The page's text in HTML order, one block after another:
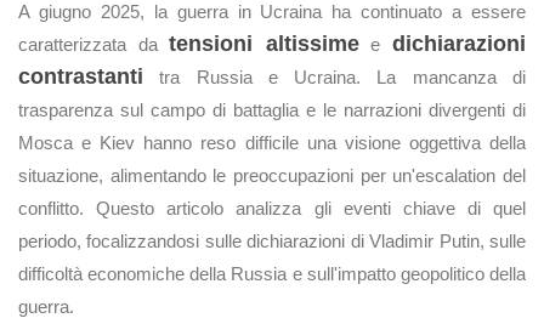
A giugno 2025, la guerra in Ucraina ha continuato a essere
caratterizzata datensioni altissimeedichiarazioni
contrastanti tra Russia e Ucraina. La mancanza di
trasparenza sul campo di battaglia e le narrazioni divergenti di
Mosca e Kiev hanno reso difficile una visione oggettiva della
situazione, alimentando le preoccupazioni per un'escalation del
conflitto. Questo articolo analizza gli eventi chiave di quel
periodo, focalizzandosi sulle dichiarazioni di Vladimir Putin, sulle
difficoltà economiche della Russia e sull'impatto geopolitico della
guerra.